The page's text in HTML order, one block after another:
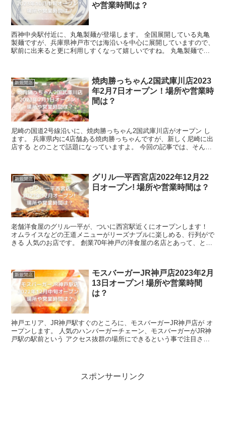
や営業時間は？
西神中央駅付近に、丸亀製麺が登場します。 全国展開している丸亀
製麺ですが、兵庫県神戸市では海沿いを中心に展開していますので、
駅前に出来ると更に利用しすくなって嬉しいですね。 丸亀製麺で
新規開店
焼肉勝っちゃん2国武庫川店2023
年2月7日オープン！場所や営業時
間は？
尼崎の国道2号線沿いに、焼肉勝っちゃん2国武庫川店がオープン し
ます。 兵庫県内に4店舗ある焼肉勝っちゃんですが、新しく尼崎に出
店する とのことで話題になっていますよ。 今回の記事では、そんな
新規開店
グリル一平西宮店2022年12月22
日オープン! 場所や営業時間は？
老舗洋食屋のグリル一平が、ついに西宮駅近くにオープンします！
オムライスなどの王道メニューがリーズナブルに楽しめる、行列がで
きる 人気のお店です。 創業70年神戸の洋食屋の名店とあって、とて
新規開店
モスバーガーJR神戸店2023年2月
13日オープン! 場所や営業時間
は？
神戸エリア、JR神戸駅すぐのところに、モスバーガーJR神戸店が オ
ープンします。 人気のハンバーガーチェーン、モスバーガーがJR神
戸駅の駅前という アクセス抜群の場所にできるという事で注目され
スポンサーリンク